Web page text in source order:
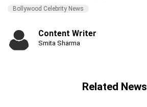
Bollywood Celebrity News
Content Writer
Smita Sharma
Related News